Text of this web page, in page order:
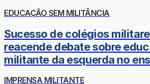
EDUCAÇÃO SEM MILITÂNCIA
Sucesso de colégios
reacende debate sobre
militante da esquerda no
IMPRENSA MILITANTE